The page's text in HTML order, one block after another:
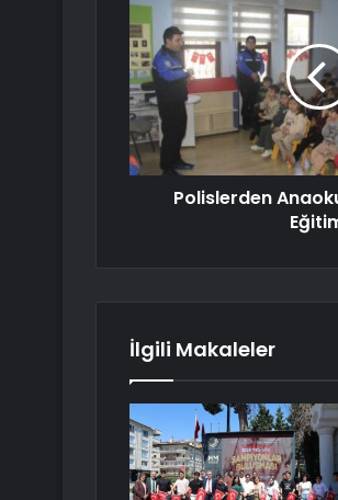
Polislerden
İlgili Makaleler